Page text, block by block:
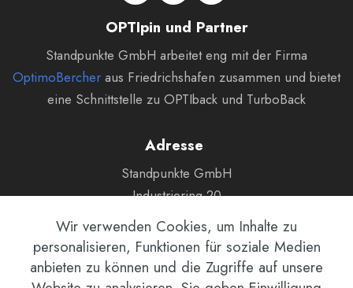
OPTIpin und Partner
Standpunkte GmbH arbeitet eng mit der Firma
OptimoBercher aus Friedrichshafen zusammen und bietet
eine Schnittstelle zu OPTIback und TurboBack
Adresse
Standpunkte GmbH
Industriering 20
9491 Ruggell, Liechtenstein
E-Mail:info@standpunkte.li
Telefon:+423 340 4242
Wir verwenden Cookies, um Inhalte zu
personalisieren, Funktionen für soziale Medien
anbieten zu können und die Zugriffe auf unsere